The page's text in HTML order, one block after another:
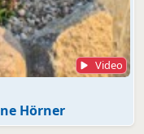
Video
Hörner